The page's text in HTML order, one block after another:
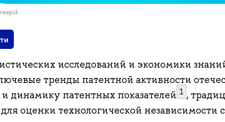
исследований и экономики
тренды патентной активности
и динамику патентных показателей 1 ,
оценки технологической независимости